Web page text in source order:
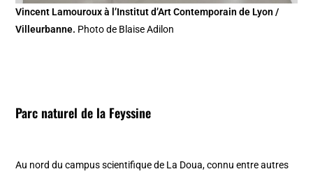
Vincent Lamouroux à l’Institut d’Art Contemporain de Lyon /
Villeurbanne. Photo de Blaise Adilon
Parc naturel de la Feyssine
Au nord du campus scientifique de La Doua, connu entre autres